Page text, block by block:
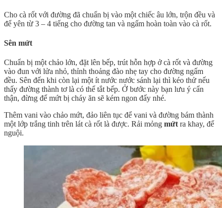
Cho cà rốt với đường đã chuẩn bị vào một chiếc âu lớn, trộn đều và
để yên từ 3 – 4 tiếng cho đường tan và ngấm hoàn toàn vào cà rốt.
Sên mứt
Chuẩn bị một chảo lớn, đặt lên bếp, trút hỗn hợp ở cà rốt và đường
vào đun với lửa nhỏ, thỉnh thoảng đào nhẹ tay cho đường ngấm
đều. Sên đến khi còn lại một ít nước nước sánh lại thì kéo thử nếu
thấy đường thành tơ là có thể tắt bếp. Ở bước này bạn lưu ý cẩn
thận, đừng để mứt bị cháy ăn sẽ kém ngon đấy nhé.
Thêm vani vào chảo mứt, đảo liên tục để vani và đường bám thành
một lớp trắng tinh trên lát cà rốt là được. Rải mỏng mứt ra khay, để
nguội.